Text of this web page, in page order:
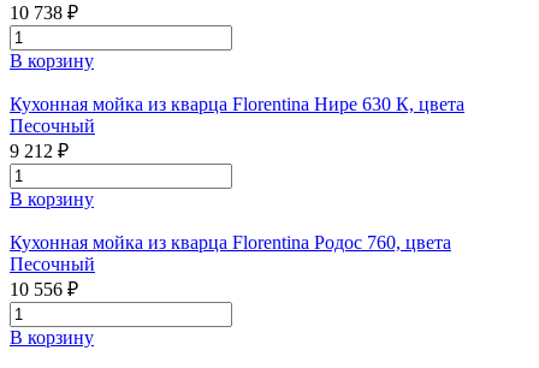
10 738 ₽
В корзину
Кухонная мойка из кварца Florentina Нире 630 К, цвета
Песочный
9 212 ₽
В корзину
Кухонная мойка из кварца Florentina Родос 760, цвета
Песочный
10 556 ₽
В корзину